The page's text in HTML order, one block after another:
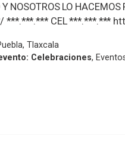
NOSOTROS LO HACEMOS
***.***.*** CEL ***.***.***
Tlaxcala
Celebraciones,